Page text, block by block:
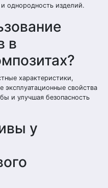
однородность изделий.
в
характеристики,
эксплуатационные свойства
и улучшая безопасность
у